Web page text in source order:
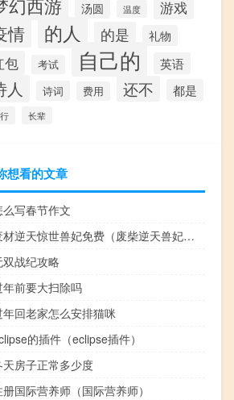
汤圆 温度 游戏
情 的人 的是 礼物
包 考试 自己的 英语
人 诗词 费用 还不 都是
长辈
想看的文章
么写春节作文
废材逆天惊世兽妃免费（废柴逆天兽妃倾天下）
双战纪攻略
年前要大扫除吗
年回老家怎么安排猫咪
的插件（eclipse插件）
天房子正常多少度
册国际营养师（国际营养师）